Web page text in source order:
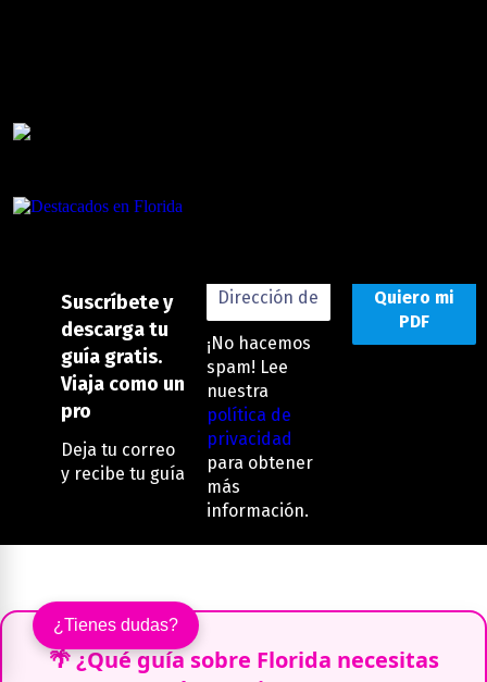
Suscríbete y
descarga tu
guía gratis.
Viaja como un
pro
Deja tu correo
y recibe tu guía
¡No hacemos
spam! Lee
nuestra
política de
privacidad
para obtener
más
información.
🌴 ¿Qué guía sobre Florida necesitas
¿Tienes dudas?